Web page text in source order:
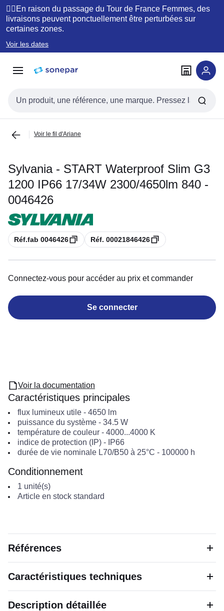
Passer à
navigation
Passer
au
contenu
🚴‍♂️En raison du passage du Tour de France Femmes, des
livraisons peuvent ponctuellement être perturbées sur
certaines zones.
Voir les dates
Entrée de recherche
Voir le fil d'Ariane
Sylvania - START Waterproof Slim G3
1200 IP66 17/34W 2300/4650lm 840 -
0046426
Copie
Réf.fab 0046426 Copie
Réf. 00021846426
Connectez-vous pour accéder au prix et commander
Se connecter
Voir la documentation
Caractéristiques principales
flux lumineux utile- 4650 lm
puissance du système- 34.5 W
température de couleur- 4000...4000 K
indice de protection (IP)- IP66
durée de vie nominale L70/B50 à 25°C - 100000 h
Conditionnement
1 unité(s)
Article en stock standard
Références
Caractéristiques techniques
Description détaillée